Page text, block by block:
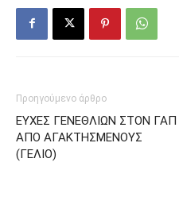
Προηγούμενο άρθρο
ΕΥΧΕΣ ΓΕΝΕΘΛΙΩΝ ΣΤΟΝ ΓΑΠ
ΑΠΟ ΑΓΑΚΤΗΣΜΕΝΟΥΣ
(ΓΕΛΙΟ)